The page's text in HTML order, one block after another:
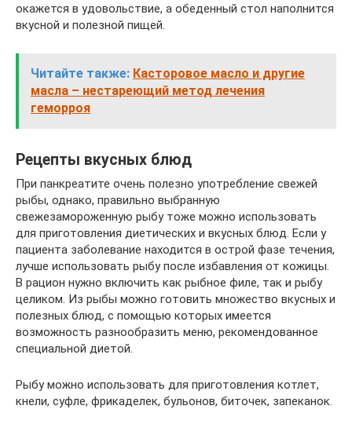
окажется в удовольствие, а обеденный стол наполнится
вкусной и полезной пищей.
Читайте также: Касторовое масло и другие
масла – нестареющий метод лечения
геморроя
Рецепты вкусных блюд
При панкреатите очень полезно употребление свежей
рыбы, однако, правильно выбранную
свежезамороженную рыбу тоже можно использовать
для приготовления диетических и вкусных блюд. Если у
пациента заболевание находится в острой фазе течения,
лучше использовать рыбу после избавления от кожицы.
В рацион нужно включить как рыбное филе, так и рыбу
целиком. Из рыбы можно готовить множество вкусных и
полезных блюд, с помощью которых имеется
возможность разнообразить меню, рекомендованное
специальной диетой.
Рыбу можно использовать для приготовления котлет,
кнели, суфле, фрикаделек, бульонов, биточек, запеканок.